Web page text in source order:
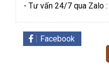
- Tư vấn 24/7 qua Zalo :
Facebook